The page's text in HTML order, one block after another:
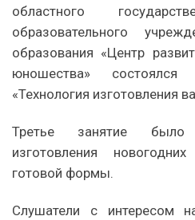
областного
образовательного
образования «Центр
юношества» состоялся
«Технология изготовления
Третье занятие
изготовления
готовой формы.
Слушатели с интересом